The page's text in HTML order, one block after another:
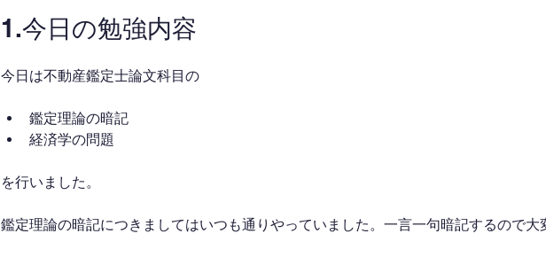
1.今日の勉強内容
今日は不動産鑑定士論文科目の
鑑定理論の暗記
経済学の問題
を行いました。
鑑定理論の暗記につきましてはいつも通りやっていました。一言一句暗記するので大